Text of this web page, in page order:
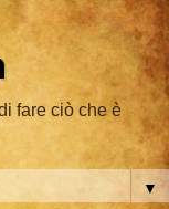
fare ciò che è
▼